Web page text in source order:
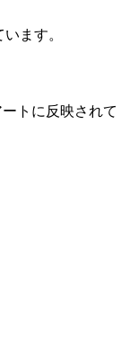
ます。
トに反映されて